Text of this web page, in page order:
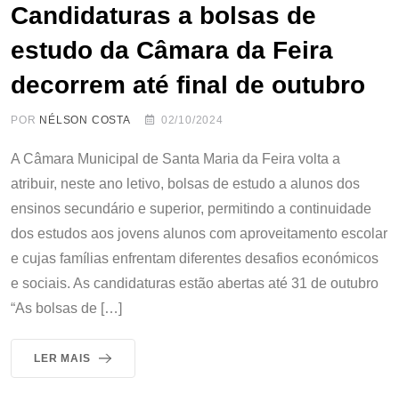
Candidaturas a bolsas de
estudo da Câmara da Feira
decorrem até final de outubro
POR NÉLSON COSTA 02/10/2024
A Câmara Municipal de Santa Maria da Feira volta a
atribuir, neste ano letivo, bolsas de estudo a alunos dos
ensinos secundário e superior, permitindo a continuidade
dos estudos aos jovens alunos com aproveitamento escolar
e cujas famílias enfrentam diferentes desafios económicos
e sociais. As candidaturas estão abertas até 31 de outubro
“As bolsas de […]
LER MAIS